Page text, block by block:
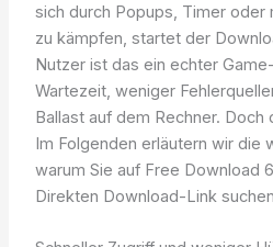
sich durch Popups, Timer oder
zu kämpfen, startet der
Nutzer ist das ein echter
Wartezeit, weniger
Ballast auf dem Rechner.
Im Folgenden erläutern wir die
warum Sie auf Free Download
Direkten Download-Link